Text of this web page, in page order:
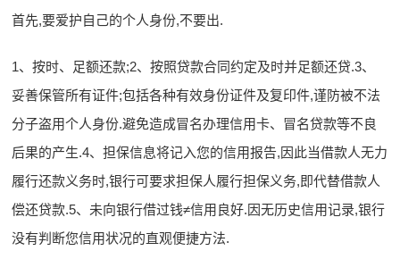
首先,要爱护自己的个人身份,不要出.
1、按时、足额还款;2、按照贷款合同约定及时并足额还贷.3、
妥善保管所有证件;包括各种有效身份证件及复印件,谨防被不法
分子盗用个人身份.避免造成冒名办理信用卡、冒名贷款等不良
后果的产生.4、担保信息将记入您的信用报告,因此当借款人无力
履行还款义务时,银行可要求担保人履行担保义务,即代替借款人
偿还贷款.5、未向银行借过钱≠信用良好.因无历史信用记录,银行
没有判断您信用状况的直观便捷方法.